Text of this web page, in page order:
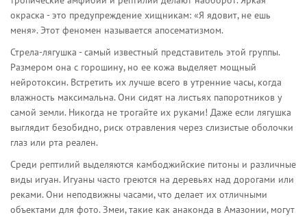
окраска - это предупреждение хищникам: «Я ядовит, не ешь
меня». Этот феномен называется апосематизмом.
Стрела-лягушка - самый известный представитель этой группы.
Размером она с горошину, но ее кожа выделяет мощный
нейротоксин. Встретить их лучше всего в утренние часы, когда
влажность максимальна. Они сидят на листьях папоротников у
самой земли. Никогда не трогайте их руками! Даже если лягушка
выглядит безобидно, риск отравления через слизистые оболочки
глаз или рта реален.
Среди рептилий выделяются камбоджийские питоны и различные
виды игуан. Игуаны часто греются на деревьях над дорогами или
реками. Они неподвижны часами, что делает их отличными
объектами для фото. Змеи, такие как анаконда в Амазонии, могут